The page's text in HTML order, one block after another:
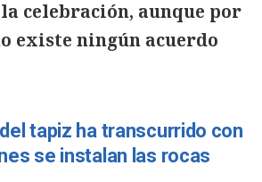
celebración, aunque por
existe ningún acuerdo
tapiz ha transcurrido con
se instalan las rocas